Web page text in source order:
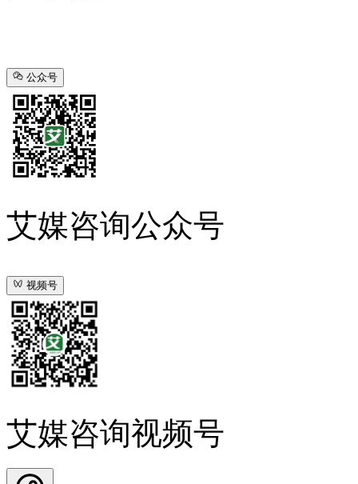
公众号
艾媒咨询公众号
视频号
艾媒咨询视频号